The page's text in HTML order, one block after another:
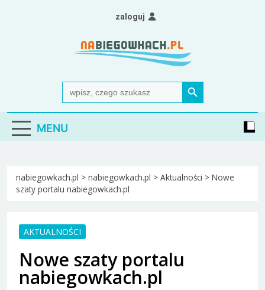
Nabiegowkach.pl
portal miłośników narciarstwa biegowego
Search
for:
Search Button
zaloguj
MENU
nabiegowkach.pl > nabiegowkach.pl > Aktualności > Nowe
szaty portalu nabiegowkach.pl
AKTUALNOŚCI
Nowe szaty portalu
nabiegowkach.pl